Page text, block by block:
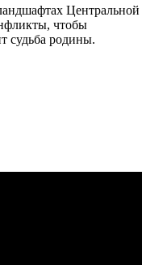
Центральной
чтобы
судьба родины.